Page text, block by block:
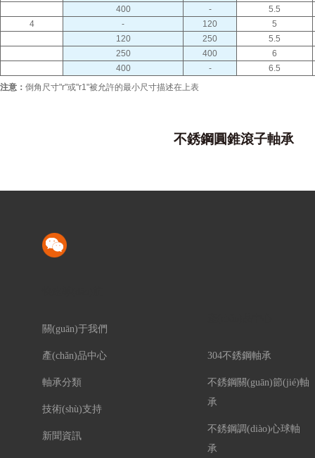
400
-
5.5
4
- 120
5
120
250
5.5
250
400
6
400
-
6.5
注意： 倒角尺寸"r"或"r1"被允許的最小尺寸描述在上表
不銹鋼圓錐滾子軸承
關(guān)于我們
產(chǎn)品中心
軸承分類
技術(shù)支持
新聞資訊
304不銹鋼軸承
不銹鋼關(guān)節(jié)軸
承
不銹鋼調(diào)心球軸
承